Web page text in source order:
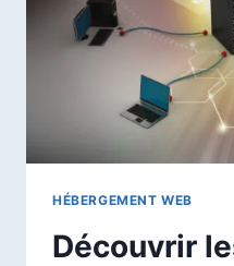
EN
HÉBERGEMENT WEB
Découvrir